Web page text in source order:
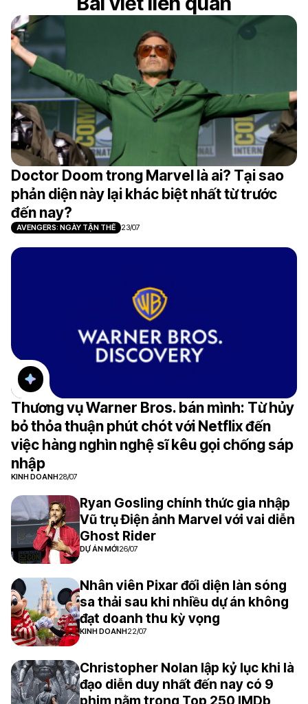
Doctor Doom trong Marvel là ai? Tại sao
phản diện này lại khác biệt nhất từ trước
đến nay?
AVENGERS: NGÀY TẬN THẾ 23/07
Thương vụ Warner Bros. bán mình: Từ hủy
bỏ thỏa thuận phút chót với Netflix đến
việc hàng nghìn nghệ sĩ kêu gọi chống sáp
nhập
KINH DOANH28/07
Ryan Gosling chính thức gia nhập
Vũ trụ Điện ảnh Marvel với vai diễn
Ghost Rider
DỰ ÁN MỚI26/07
Nhân viên Pixar đối diện làn sóng
sa thải sau khi nhiều dự án không
đạt doanh thu kỳ vọng
KINH DOANH22/07
Christopher Nolan lập kỷ lục khi là
đạo diễn duy nhất đến nay có 9